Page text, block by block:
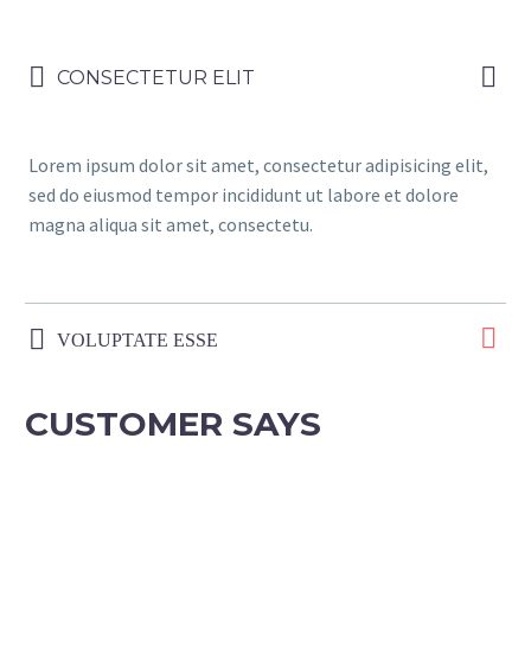
CONSECTETUR ELIT
Lorem ipsum dolor sit amet, consectetur adipisicing elit,
sed do eiusmod tempor incididunt ut labore et dolore
magna aliqua sit amet, consectetu.
VOLUPTATE ESSE
CUSTOMER SAYS